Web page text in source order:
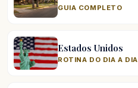
GUIA COMPLETO
Estados Unidos
ROTINA DO DIA A DIA